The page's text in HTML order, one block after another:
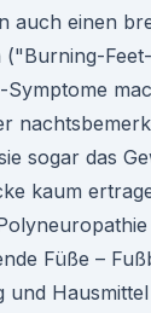
auch einen
("Burning-
sogar das
kaum
Füße –
und